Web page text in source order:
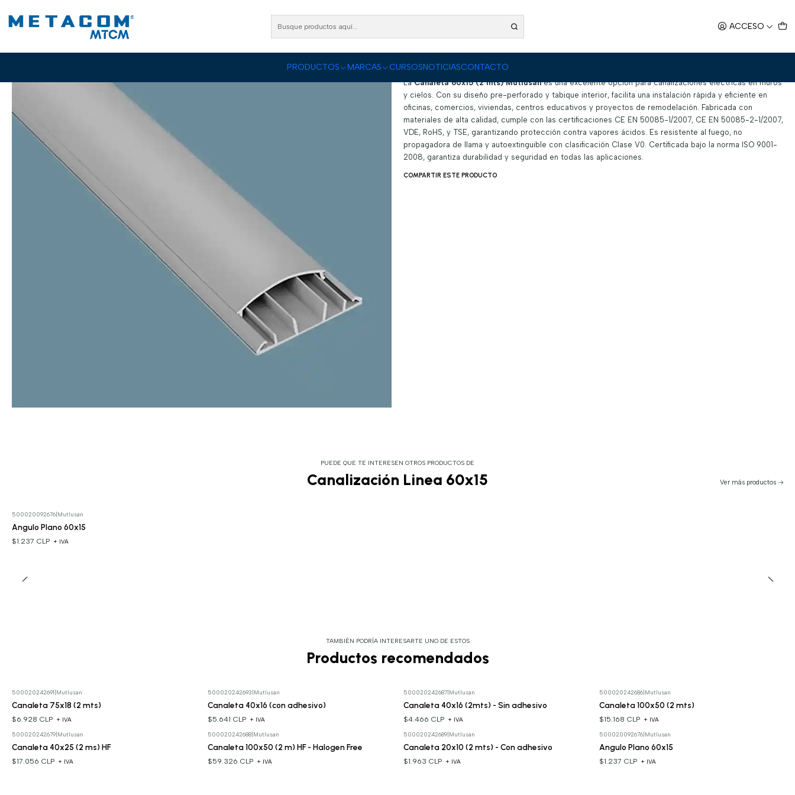
ACCESO
PRODUCTOS MARCAS CURSOSNOTICIASCONTACTO
Canaleta 60x15 (2 mts)
DESCRIPCIÓN
LaCanaleta 60x15 (2 mts) Mutlusanes una excelente opción para canalizaciones eléctricas en muros
y cielos. Con su diseño pre-perforado y tabique interior, facilita una instalación rápida y eficiente en
oficinas, comercios, viviendas, centros educativos y proyectos de remodelación. Fabricada con
materiales de alta calidad, cumple con las certificaciones CE EN 50085-1/2007, CE EN 50085-2-1/2007,
VDE, RoHS, y TSE, garantizando protección contra vapores ácidos. Es resistente al fuego, no
propagadora de llama y autoextinguible con clasificación Clase V0. Certificada bajo la norma ISO 9001-
2008, garantiza durabilidad y seguridad en todas las aplicaciones.
COMPARTIR ESTE PRODUCTO
PUEDE QUE TE INTERESEN OTROS PRODUCTOS DE
Canalización Linea 60x15 Ver más productos
500020092676| Mutlusan
Angulo Plano 60x15
$1.237 CLP + IVA
TAMBIÉN PODRÍA INTERESARTE UNO DE ESTOS
Productos recomendados
500020242691 Mutlusan
Canaleta 75x18 (2 mts)
$6.928 CLP + IVA
500020242693 Mutlusan
Canaleta 40x16 (con adhesivo)
$5.641 CLP + IVA
500020242687| Mutlusan
Canaleta 40x16 (2mts) - Sin adhesivo
$4.466 CLP + IVA
500020242686| Mutlusan
Canaleta 100x50 (2 mts)
$15.168 CLP + IVA
500020242679| Mutlusan
Canaleta 40x25 (2 ms) HF
$17.056 CLP + IVA
500020242688| Mutlusan
Canaleta 100x50 (2 m) HF - Halogen Free
$59.326 CLP + IVA
500020242689| Mutlusan
Canaleta 20x10 (2 mts) - Con adhesivo
$1.963 CLP + IVA
500020092676| Mutlusan
Angulo Plano 60x15
$1.237 CLP + IVA